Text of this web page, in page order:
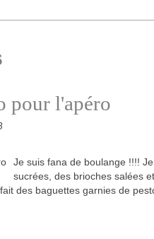
pour l'apéro
Je suis fana de boulange !!!!
sucrées, des brioches salées
des baguettes garnies de